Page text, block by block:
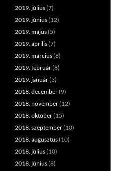
2019. július(7)
2019. június(12)
2019. május(5)
2019. április(7)
2019. március(8)
2019. február(8)
2019. január(3)
2018. december(9)
2018. november(12)
2018. október(15)
2018. szeptember(10)
2018. augusztus(10)
2018. július(10)
2018. június(8)